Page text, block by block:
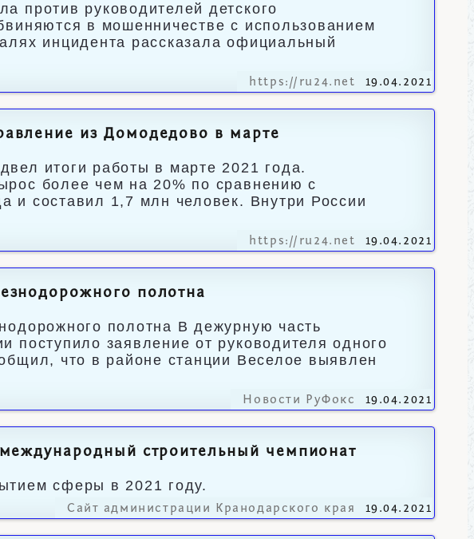
против руководителей детского
в мошенничестве с использованием
инцидента рассказала официальный
https://ru24.net 19.04.2021
из Домодедово в марте
итоги работы в марте 2021 года.
более чем на 20% по сравнению с
и составил 1,7 млн человек. Внутри России
https://ru24.net 19.04.2021
полотна
полотна В дежурную часть
поступило заявление от руководителя одного
что в районе станции Веселое выявлен
Новости РуФокс 19.04.2021
строительный чемпионат
сферы в 2021 году.
Сайт администрации Кранодарского края 19.04.2021